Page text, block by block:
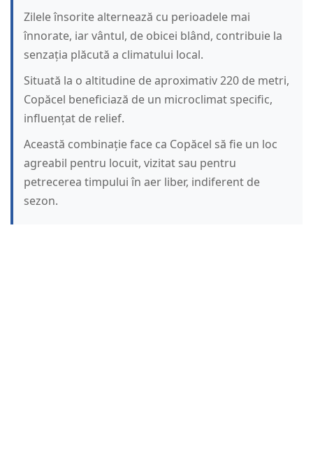
Zilele însorite alternează cu perioadele mai
înnorate, iar vântul, de obicei blând, contribuie la
senzația plăcută a climatului local.
Situată la o altitudine de aproximativ 220 de metri,
Copăcel beneficiază de un microclimat specific,
influențat de relief.
Această combinație face ca Copăcel să fie un loc
agreabil pentru locuit, vizitat sau pentru
petrecerea timpului în aer liber, indiferent de
sezon.